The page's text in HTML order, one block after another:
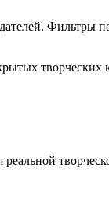
Фильтры
творческих